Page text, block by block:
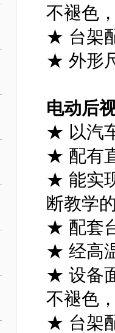
不褪色
★ 台架
★ 外形
电动后
★ 以汽
★ 配有
★ 能实
断教学
★ 配套
★ 经高
★ 设备
不褪色
★ 台架